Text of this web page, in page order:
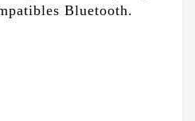
Bluetooth.